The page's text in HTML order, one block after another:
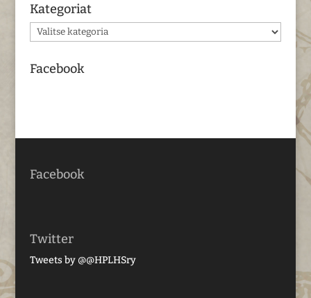
Kategoriat
Kategoriat
Facebook
Facebook
Twitter
Tweets by @@HPLHSry